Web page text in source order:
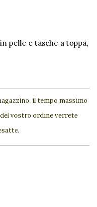
pelle e tasche a toppa,
il tempo massimo
vostro ordine verrete